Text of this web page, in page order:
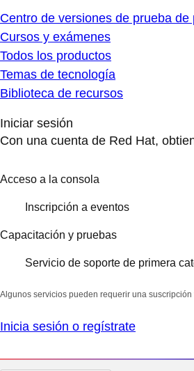
Centro de versiones de prueba de
Cursos y exámenes
Todos los productos
Temas de tecnología
Biblioteca de recursos
Iniciar sesión
Con una cuenta de Red Hat,
Acceso a la consola
Inscripción a eventos
Capacitación y pruebas
Servicio de soporte de primera
Algunos servicios pueden requerir una suscripción
Inicia sesión o regístrate